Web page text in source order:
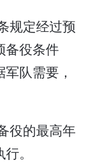
规定经过预
备役条件
队需要，
役的最高年
。